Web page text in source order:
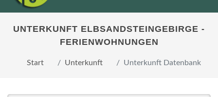
UNTERKUNFT ELBSANDSTEINGEBIRGE -
FERIENWOHNUNGEN
Start Unterkunft Unterkunft Datenbank